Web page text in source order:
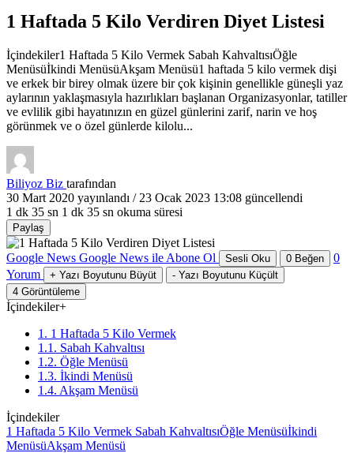
1 Haftada 5 Kilo Verdiren Diyet Listesi
İçindekiler1 Haftada 5 Kilo Vermek Sabah KahvaltısıÖğle
Menüsüİkindi MenüsüAkşam Menüsü1 haftada 5 kilo vermek dişi
ve erkek bir birey olmak üzere bir çok kişinin genellikle güneşli yaz
aylarının yaklaşmasıyla hazırlıkları başlanan Organizasyonlar, tatiller
ve evlilik gibi hayatınızın en güzel günlerini zarif, narin ve hoş
görünmek ve o özel günlerde kilolu...
Biliyoz Biz tarafından
30 Mart 2020 yayınlandı / 23 Ocak 2023 13:08 güncellendi
1 dk 35 sn 1 dk 35 sn okuma süresi
Paylaş
Google News Google News ile Abone Ol Sesli Oku 0 Beğen
0
Yorum
+ Yazı Boyutunu Büyüt - Yazı Boyutunu Küçült
4 Görüntüleme
İçindekiler+
1. 1 Haftada 5 Kilo Vermek
1.1. Sabah Kahvaltısı
1.2. Öğle Menüsü
1.3. İkindi Menüsü
1.4. Akşam Menüsü
İçindekiler
1 Haftada 5 Kilo Vermek Sabah KahvaltısıÖğle Menüsüİkindi
MenüsüAkşam Menüsü